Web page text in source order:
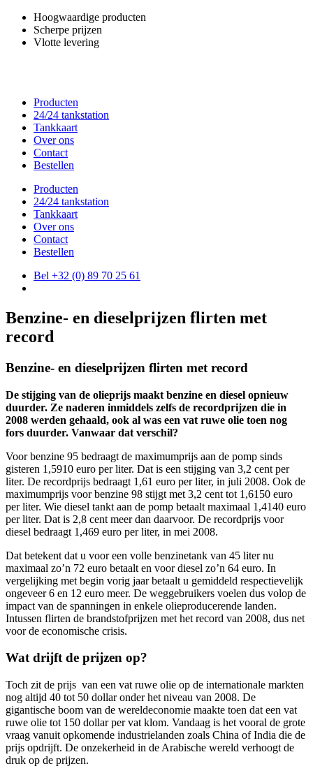
Spring
naar
Hoogwaardige producten
Scherpe prijzen
Vlotte levering
Producten
24/24 tankstation
Tankkaart
Over ons
Contact
Bestellen
Producten
24/24 tankstation
Tankkaart
Over ons
Contact
Bestellen
Bel +32 (0) 89 70 25 61
Benzine- en dieselprijzen flirten met
record
Benzine- en dieselprijzen flirten met record
De stijging van de olieprijs maakt benzine en diesel opnieuw
duurder. Ze naderen inmiddels zelfs de recordprijzen die in
2008 werden gehaald, ook al was een vat ruwe olie toen nog
fors duurder. Vanwaar dat verschil?
Voor benzine 95 bedraagt de maximumprijs aan de pomp sinds
gisteren 1,5910 euro per liter. Dat is een stijging van 3,2 cent per
liter. De recordprijs bedraagt 1,61 euro per liter, in juli 2008. Ook de
maximumprijs voor benzine 98 stijgt met 3,2 cent tot 1,6150 euro
per liter. Wie diesel tankt aan de pomp betaalt maximaal 1,4140 euro
per liter. Dat is 2,8 cent meer dan daarvoor. De recordprijs voor
diesel bedraagt 1,469 euro per liter, in mei 2008.
Dat betekent dat u voor een volle benzinetank van 45 liter nu
maximaal zo’n 72 euro betaalt en voor diesel zo’n 64 euro. In
vergelijking met begin vorig jaar betaalt u gemiddeld respectievelijk
ongeveer 6 en 12 euro meer. De weggebruikers voelen dus volop de
impact van de spanningen in enkele olieproducerende landen.
Intussen flirten de brandstofprijzen met het record van 2008, dus net
voor de economische crisis.
Wat drijft de prijzen op?
Toch zit de prijs van een vat ruwe olie op de internationale markten
nog altijd 40 tot 50 dollar onder het niveau van 2008. De
gigantische boom van de wereldeconomie maakte toen dat een vat
ruwe olie tot 150 dollar per vat klom. Vandaag is het vooral de grote
vraag vanuit opkomende industrielanden zoals China of India die de
prijs opdrijft. De onzekerheid in de Arabische wereld verhoogt de
druk op de prijzen.